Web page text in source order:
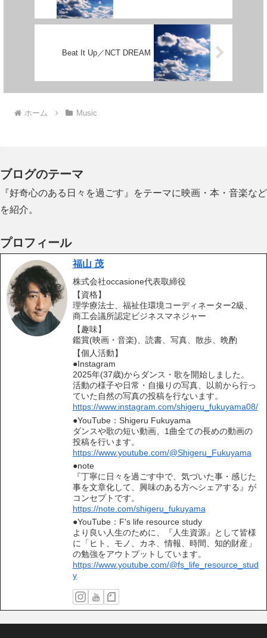
Beat It Up／NCT DREAM
ホーム Music
ブログのテーマ
『好奇心のある日々を過ごす』をテーマに映画・本・音楽など
を紹介。
プロフィール
福山 茂
株式会社occasione代表取締役
【資格】
理学療法士、福祉住環境コーディネーター2級、
商工会議所認定ビジネスマネジャー
【趣味】
鑑賞(映画・音楽)、読書、写真、散歩、晩酌
【個人活動】
●Instagram
2025年(37歳)からダンス・歌を開始しました。
活動の様子や日常・自撮りの写真、以前から行っ
ていた自然の写真の投稿を行ないます。
https://www.instagram.com/shigeru_fukuyama08/
●YouTube：Shigeru Fukuyama
ダンスや歌の短い動画、1曲全ての長めの動画の
投稿を行います。
https://www.youtube.com/@Shigeru_Fukuyama
●note
『丁寧に日々を過ごす中で、気づいた事・感じた
事を文章化して、興味のある方へシェアする』が
コンセプトです。
https://note.com/shigeru_fukuyama
●YouTube：F's life resource study
より良い人生のために、『人生資源』として皆様
に「ヒト、モノ、カネ、情報、時間、知的財産」
の勉強をアウトプットしています。
https://www.youtube.com/@fs_life_resource_stud
y